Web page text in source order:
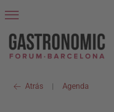
Atrás | Agenda